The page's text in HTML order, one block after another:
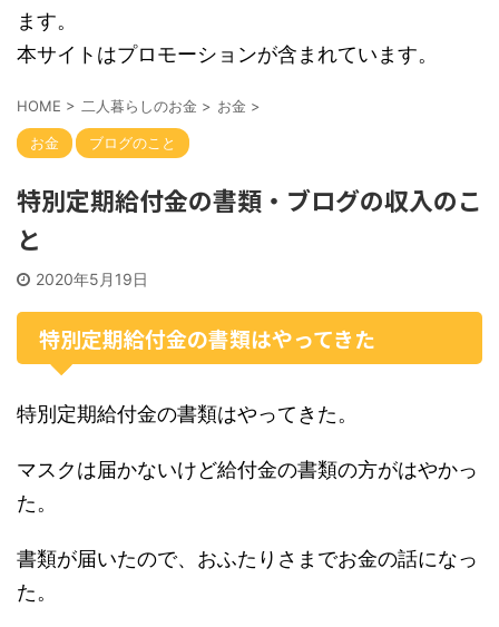
ます。
本サイトはプロモーションが含まれています。
HOME > 二人暮らしのお金 > お金 >
お金 ブログのこと
特別定期給付金の書類・ブログの収入のこ
と
2020年5月19日
特別定期給付金の書類はやってきた
特別定期給付金の書類はやってきた。
マスクは届かないけど給付金の書類の方がはやかっ
た。
書類が届いたので、おふたりさまでお金の話になっ
た。